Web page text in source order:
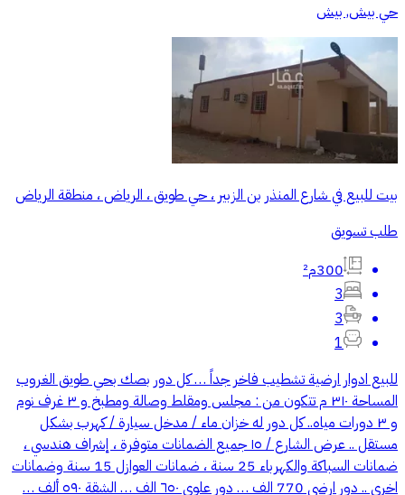
حي بيش, بيش
بيت للبيع في شارع المنذر بن الزبير ، حي طويق ، الرياض ، منطقة الرياض
طلب تسويق
300م²
3
3
1
للبيع ادوار ارضية تشطيب فاخر جداً … كل دور بصك بحي طويق الغروب
المساحة ٣١٠ م تتكون من : مجلس ومقلط وصالة ومطبخ و ٣ غرف نوم
و ٣ دورات مياه.. كل دور له خزان ماء / مدخل سيارة / كهرب بشكل
مستقل .. عرض الشارع / ١٥ جميع الضمانات متوفرة ، إشراف هندسي ،
ضمانات السباكة والكهرباء 25 سنة ، ضمانات العوازل 15 سنة وضمانات
اخرى .. دور ارضي 770 الف … دور علوي ٦٥٠ الف … الشقة ٥٩٠ ألف …